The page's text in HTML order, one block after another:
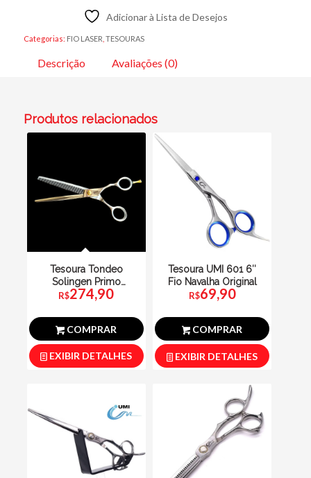
Adicionar à Lista de Desejos
Categorias: FIO LASER TESOURAS
Descrição Avaliações (0)
Produtos relacionados
Tesoura Tondeo
Solingen Primo
Desbaste Desfiadeira
R$274,90
COMPRAR
EXIBIR DETALHES
Tesoura UMI 601 6″
Fio Navalha Original
R$69,90
COMPRAR
EXIBIR DETALHES